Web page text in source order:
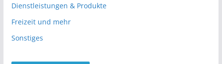
Dienstleistungen & Produkte
Freizeit und mehr
Sonstiges